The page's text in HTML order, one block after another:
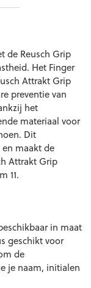
de Reusch Grip
Het Finger
Attrakt Grip
preventie van
het
materiaal voor
Dit
maakt de
Attrakt Grip
11.
in maat
geschikt voor
de
je naam, initialen